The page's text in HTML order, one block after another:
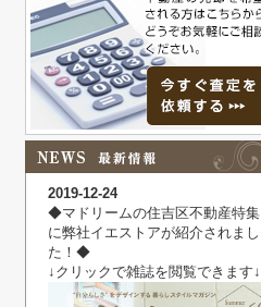
2019-12-24
◆マドリームの住吉区不動産特集
に弊社イエストアが紹介されまし
た！◆
↓クリックで雑誌を閲覧できます↓